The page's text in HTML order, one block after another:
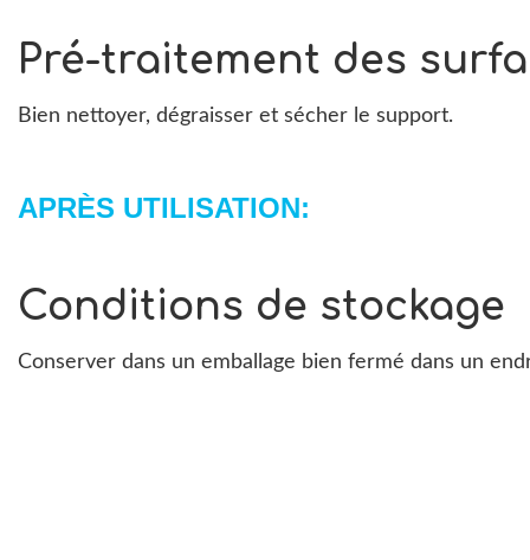
Pré-traitement des
Bien nettoyer, dégraisser et sécher le support.
APRÈS UTILISATION:
Conditions de stockage
Conserver dans un emballage bien fermé dans un